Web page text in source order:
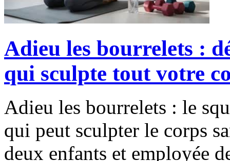
Adieu les bourrelets :
qui sculpte tout votre
Adieu les bourrelets : le
qui peut sculpter le corps
deux enfants et employée